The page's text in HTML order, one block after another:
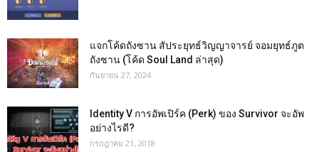
แจกโค้ดถังซาน สัประยุทธ์วิญญาจารย์ จอมยุทธ์ภูต
ถังซาน (โค้ด Soul Land ล่าสุด)
กันยายน 27, 2024
Identity V การอัพเปิร์ค (Perk) ของ Survivor จะอัพ
อย่างไรดี?
กรกฎาคม 21, 2018